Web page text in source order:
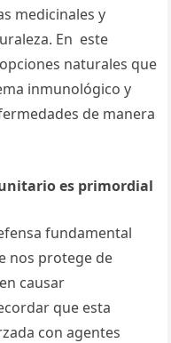
medicinales y
En este
naturales que
inmunológico y
de manera
es primordial
fundamental
nos protege de
causar
que esta
con agentes